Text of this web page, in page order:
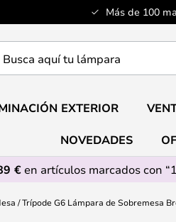
Más de 100
aquí
EXTERIOR
NOVEDADES
€en artículos marcados con
Trípode G6 Lámpara de Sobremesa